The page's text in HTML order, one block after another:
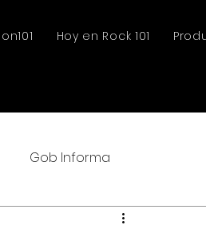
Hoy en Rock 101
Gob Informa